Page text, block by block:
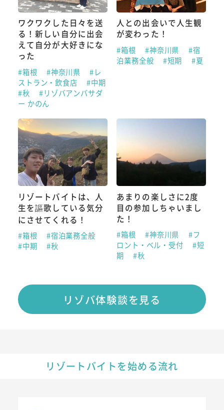
ワクワクした日々を送
る！新しい自分に出会
えて自分が大好きにな
った
#箱根 #神奈川県
#レ
ストラン・飲食店
#中期
#秋
#リゾバアンバサダ
ー かのん
人との出会いで人生観
が変わった！
#箱根 #神奈川県
#宿
泊業務全般
#短期 #夏
リゾートバイトは、人
生を謳歌している気分
にさせてくれる！
#箱根
#宿泊業務全般
#中期
#秋
あまりの楽しさに2度
目の参加しちゃいまし
た！
#箱根 #神奈川県
#フ
ロント・ベル・受付
#短
期
#秋
リゾバ体験談を見る
リゾートバイトを始める流れ